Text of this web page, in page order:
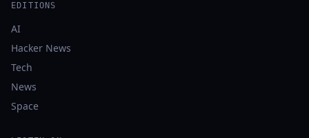
EDITIONS
AI
Hacker News
Tech
News
Space